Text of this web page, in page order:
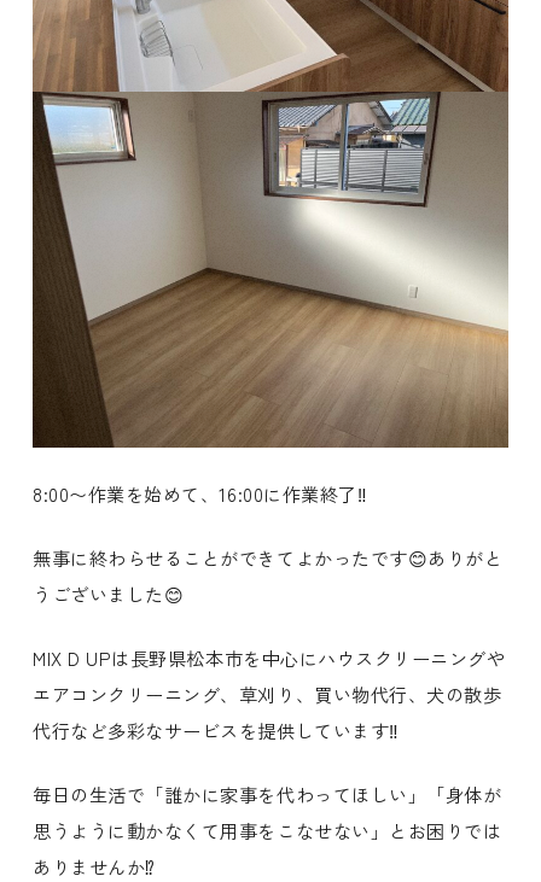
8:00〜作業を始めて、16:00に作業終了‼️
無事に終わらせることができてよかったです😊ありがと
うございました😊
MIX D UPは長野県松本市を中心にハウスクリーニングや
エアコンクリーニング、草刈り、買い物代行、犬の散歩
代行など多彩なサービスを提供しています‼️
毎日の生活で「誰かに家事を代わってほしい」「身体が
思うように動かなくて用事をこなせない」とお困りでは
ありませんか⁉️